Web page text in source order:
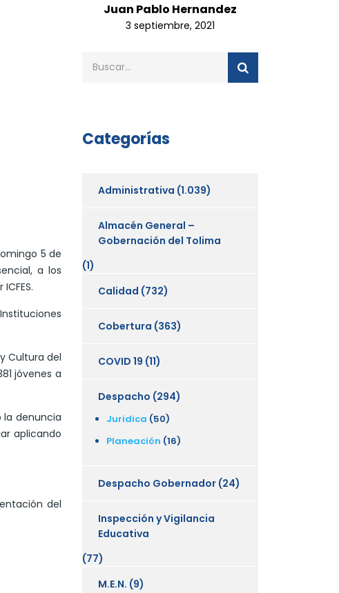
5 de
a los
Cultura del
jóvenes a
la denuncia
aplicando
del
Juan Pablo Hernandez
3 septiembre, 2021
Categorías
Administrativa (1.039)
Almacén General –
Gobernación del Tolima
(1)
Calidad (732)
Cobertura (363)
COVID 19 (11)
Despacho (294)
Juridica (50)
Planeación (16)
Despacho Gobernador (24)
Inspección y Vigilancia
Educativa
(77)
M.E.N. (9)